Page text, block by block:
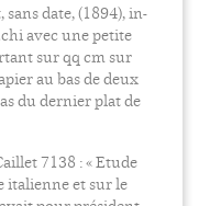
date, (1894), in-
avec une petite
sur qq cm sur
au bas de deux
du dernier plat de
7138 : « Etude
italienne et sur le